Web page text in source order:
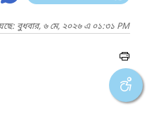
বুধবার, ৬ মে, ২০২৬ এ ০১:৩১ PM